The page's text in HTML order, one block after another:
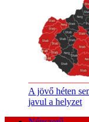
A jövő héten
javul a helyzet